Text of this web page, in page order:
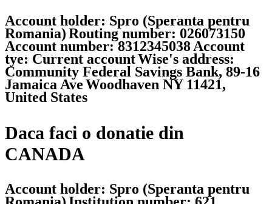
Account holder: Spro (Speranta pentru
Romania)Routing number: 026073150
Account number: 8312345038Account
tye: Current accountWise's address:
Community Federal Savings Bank, 89-16
Jamaica AveWoodhaven NY 11421,
United States
Daca faci o donatie din
CANADA
Account holder: Spro (Speranta pentru